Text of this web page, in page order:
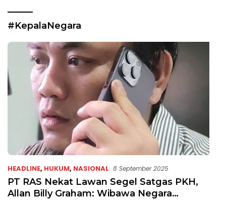
#KepalaNegara
HEADLINE, HUKUM, NASIONAL 8 September 2025
PT RAS Nekat Lawan Segel Satgas PKH,
Allan Billy Graham: Wibawa Negara